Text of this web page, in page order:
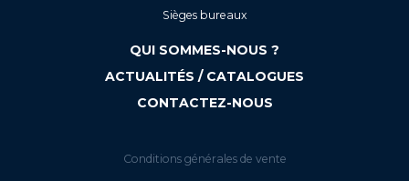
Sièges bureaux
QUI SOMMES-NOUS ?
ACTUALITÉS / CATALOGUES
CONTACTEZ-NOUS
Conditions générales de vente